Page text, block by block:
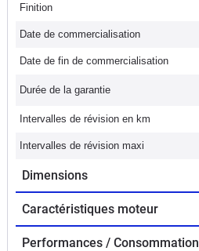
Finition
Date de commercialisation
Date de fin de commercialisation
Durée de la garantie
Intervalles de révision en km
Intervalles de révision maxi
Dimensions
Caractéristiques moteur
Performances / Consommation